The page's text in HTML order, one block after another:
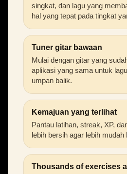
singkat, dan lagu yang
hal yang tepat pada tingkat
Tuner gitar bawaan
Mulai dengan gitar yang
aplikasi yang sama untuk
umpan balik.
Kemajuan yang terlihat
Pantau latihan, streak, XP,
lebih bersih agar lebih
Thousands of exercises